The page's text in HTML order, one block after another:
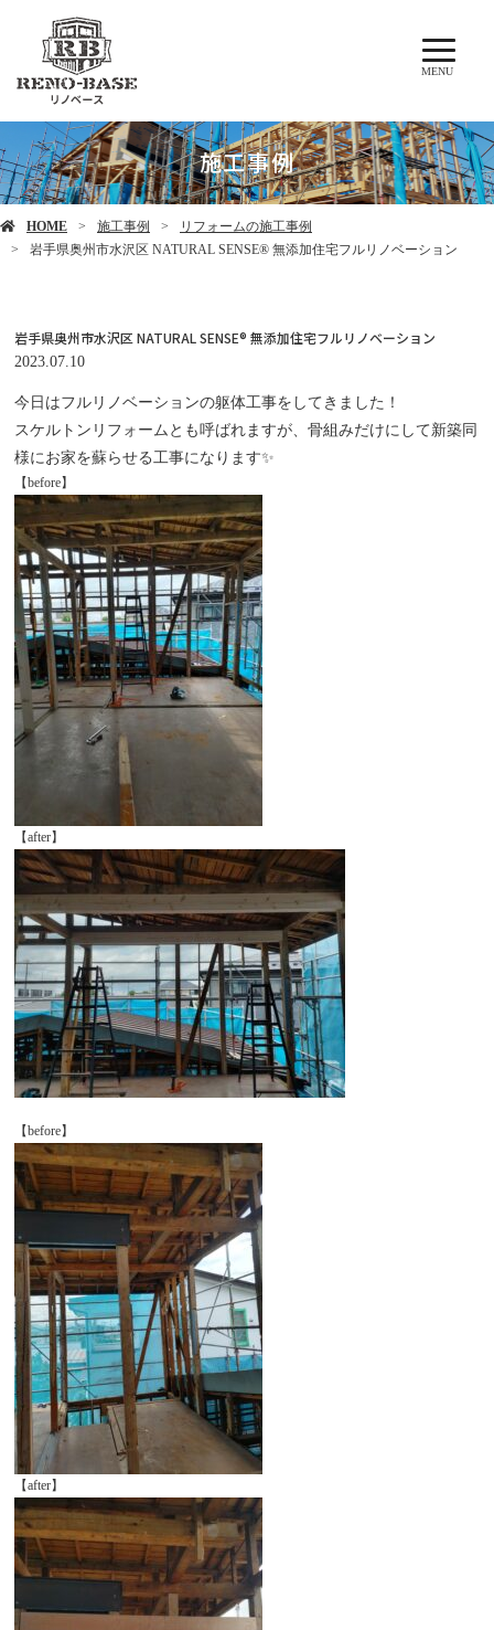
MENU
施工事例
HOME 施工事例
リフォームの施工事例
岩手県奥州市水沢区 NATURAL SENSE® 無添加住宅フルリノベーション
岩手県奥州市水沢区 NATURAL SENSE® 無添加住宅フルリノベーション
2023.07.10
今日はフルリノベーションの躯体工事をしてきました！
スケルトンリフォームとも呼ばれますが、骨組みだけにして新築同
様にお家を蘇らせる工事になります✨
【before】
【after】
【before】
【after】